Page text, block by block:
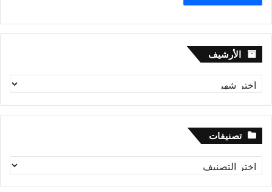
الأرشيف الأرشيف
تصنيفات
تصنيفات